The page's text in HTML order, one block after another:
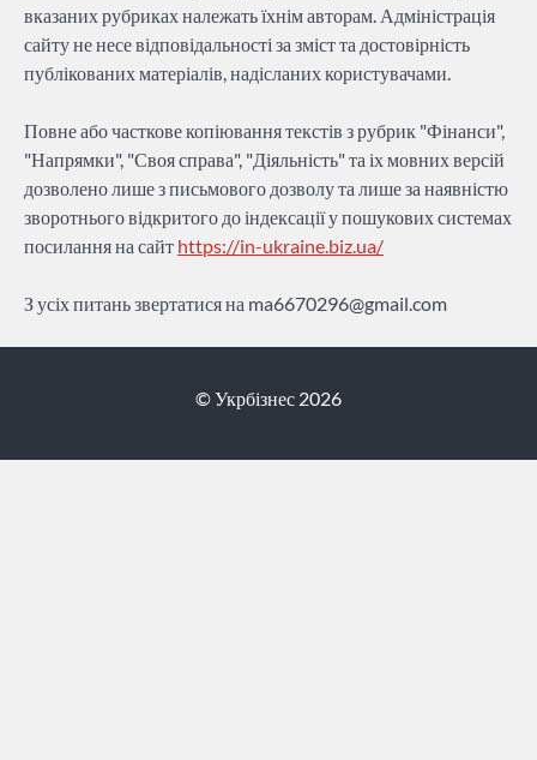
вказаних рубриках належать їхнім авторам. Адміністрація
сайту не несе відповідальності за зміст та достовірність
публікованих матеріалів, надісланих користувачами.
Повне або часткове копіювання текстів з рубрик "Фінанси",
"Напрямки", "Своя справа", "Діяльність" та іх мовних версій
дозволено лише з письмового дозволу та лише за наявністю
зворотнього відкритого до індексації у пошукових системах
посилання на сайт https://in-ukraine.biz.ua/
З усіх питань звертатися на ma6670296@gmail.com
© Укрбізнес 2026